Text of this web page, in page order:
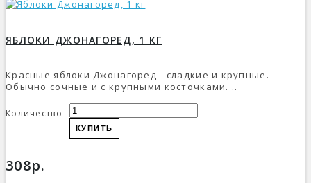
ЯБЛОКИ ДЖОНАГОРЕД, 1 КГ
Красные яблоки Джонагоред - сладкие и крупные.
Обычно сочные и с крупными косточками. ..
Количество
КУПИТЬ
308р.